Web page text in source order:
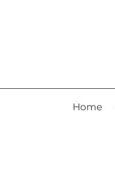
Home